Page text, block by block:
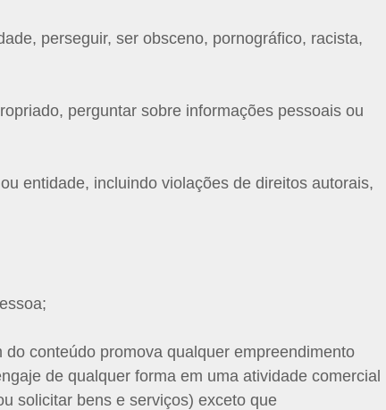
perseguir, ser obsceno, pornográfico, racista,
perguntar sobre informações pessoais ou
entidade, incluindo violações de direitos autorais,
conteúdo promova qualquer empreendimento
de qualquer forma em uma atividade comercial
solicitar bens e serviços) exceto que